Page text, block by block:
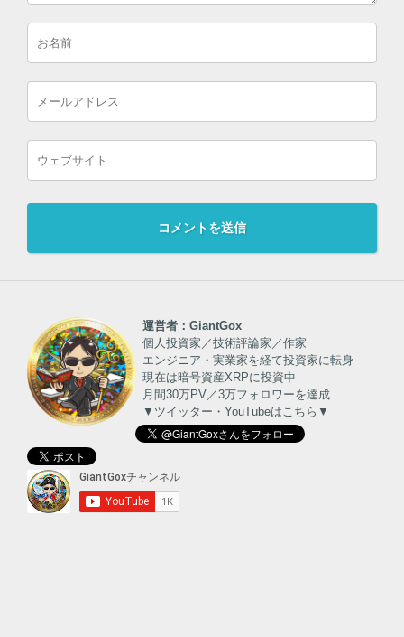
運営者：GiantGox
個人投資家／技術評論家／作家
エンジニア・実業家を経て投資家に転身
現在は暗号資産XRPに投資中
月間30万PV／3万フォロワーを達成
▼ツイッター・YouTubeはこちら▼